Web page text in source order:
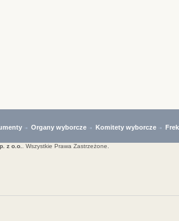
Organy wyborcze Komitety wyborcze
z o.o. . Wszystkie Prawa Zastrzeżone.